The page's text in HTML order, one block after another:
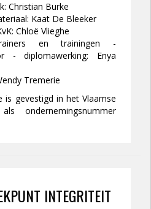
Christian Burke
Kaat De Bleeker
Chloë Vlieghe
en trainingen -
- diplomawerking: Enya
Tremerie
is gevestigd in het Vlaamse
ondernemingsnummer
INTEGRITEIT